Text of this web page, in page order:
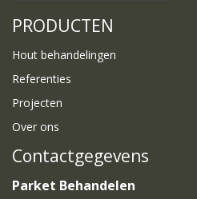
PRODUCTEN
Hout behandelingen
Referenties
Projecten
Over ons
Contactgegevens
Parket Behandelen